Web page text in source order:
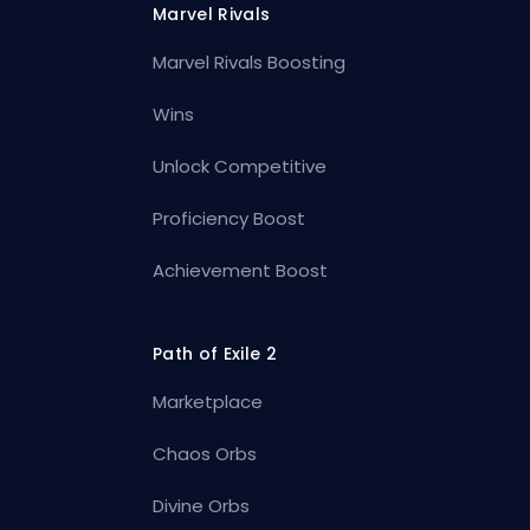
Marvel Rivals
Marvel Rivals Boosting
Wins
Unlock Competitive
Proficiency Boost
Achievement Boost
Path of Exile 2
Marketplace
Chaos Orbs
Divine Orbs